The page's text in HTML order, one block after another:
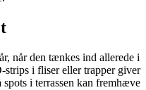
når den tænkes ind allerede i
i fliser eller trapper giver
i terrassen kan fremhæve